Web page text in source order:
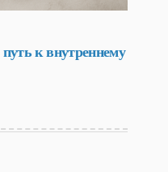
к внутреннему